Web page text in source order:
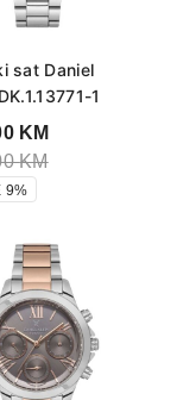
sat Daniel
1
KM
KM
9%